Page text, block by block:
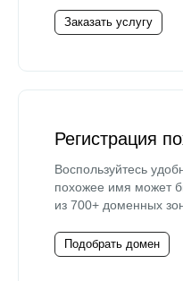
Заказать услугу
Регистрация
Воспользуйтесь
похожее имя может
из 700+ доменных
Подобрать домен